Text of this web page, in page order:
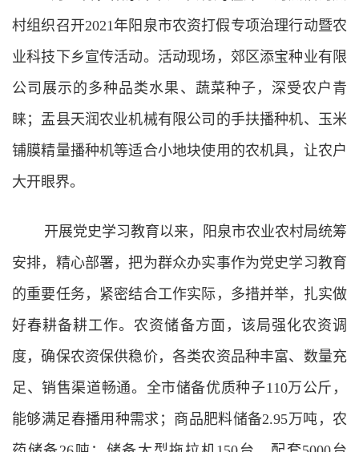
村组织召开2021年阳泉市农资打假专项治理行动暨农
业科技下乡宣传活动。活动现场，郊区添宝种业有限
公司展示的多种品类水果、蔬菜种子，深受农户青
睐；盂县天润农业机械有限公司的手扶播种机、玉米
铺膜精量播种机等适合小地块使用的农机具，让农户
大开眼界。
开展党史学习教育以来，阳泉市农业农村局统筹
安排，精心部署，把为群众办实事作为党史学习教育
的重要任务，紧密结合工作实际，多措并举，扎实做
好春耕备耕工作。农资储备方面，该局强化农资调
度，确保农资保供稳价，各类农资品种丰富、数量充
足、销售渠道畅通。全市储备优质种子110万公斤，
能够满足春播用种需求；商品肥料储备2.95万吨，农